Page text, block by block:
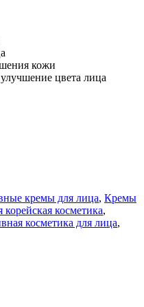
кожи
цвета лица
кремы для лица, Кремы
косметика,
косметика для лица,